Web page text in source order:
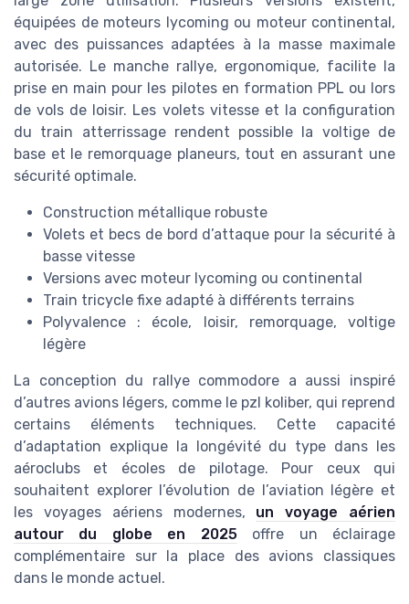
équipées de moteurs lycoming ou moteur continental,
avec des puissances adaptées à la masse maximale
autorisée. Le manche rallye, ergonomique, facilite la
prise en main pour les pilotes en formation PPL ou lors
de vols de loisir. Les volets vitesse et la configuration
du train atterrissage rendent possible la voltige de
base et le remorquage planeurs, tout en assurant une
sécurité optimale.
Construction métallique robuste
Volets et becs de bord d’attaque pour la sécurité à
basse vitesse
Versions avec moteur lycoming ou continental
Train tricycle fixe adapté à différents terrains
Polyvalence : école, loisir, remorquage, voltige
légère
La conception du rallye commodore a aussi inspiré
d’autres avions légers, comme le pzl koliber, qui reprend
certains éléments techniques. Cette capacité
d’adaptation explique la longévité du type dans les
aéroclubs et écoles de pilotage. Pour ceux qui
souhaitent explorer l’évolution de l’aviation légère et
les voyages aériens modernes, un voyage aérien
autour du globe en 2025offre un éclairage
complémentaire sur la place des avions classiques
dans le monde actuel.